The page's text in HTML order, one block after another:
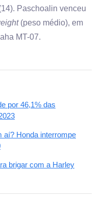
Paschoalin venceu
(peso médio), em
MT-07.
por 46,1% das
aí? Honda interrompe
brigar com a Harley